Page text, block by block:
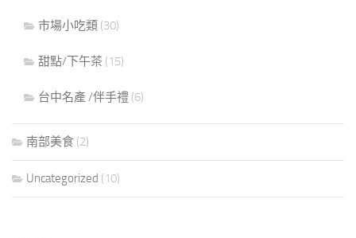
市場小吃類 (30)
甜點/下午茶 (15)
台中名產 /伴手禮 (6)
南部美食 (2)
Uncategorized (10)